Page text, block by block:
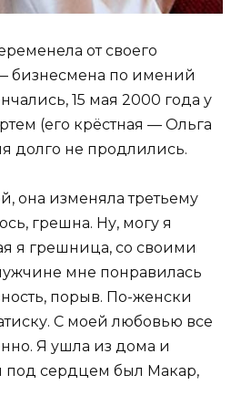
от своего
бизнесмена по имений
15 мая 2000 года у
(его крёстная — Ольга
долго не продлились.
она изменяла третьему
грешна. Ну, могу я
я грешница, со своими
мне понравилась
порыв. По-женски
С моей любовью все
Я ушла из дома и
под сердцем был Макар,